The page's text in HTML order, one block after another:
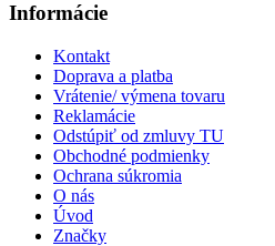
Informácie
Kontakt
Doprava a platba
Vrátenie/ výmena tovaru
Reklamácie
Odstúpiť od zmluvy TU
Obchodné podmienky
Ochrana súkromia
O nás
Úvod
Značky